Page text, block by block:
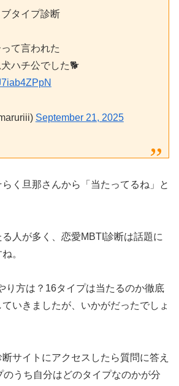
タイプ診断
て言われた
ハチ公でした🐕
September 21, 2025
く旦那さんから「当たってるね」と
人が多く、恋愛MBTI診断は話題に
。
り方は？16タイプは当たるのか徹底
いきましたが、いかがだったでしょ
サイトにアクセスしたら質問に答え
のうち自分はどのタイプなのかが分